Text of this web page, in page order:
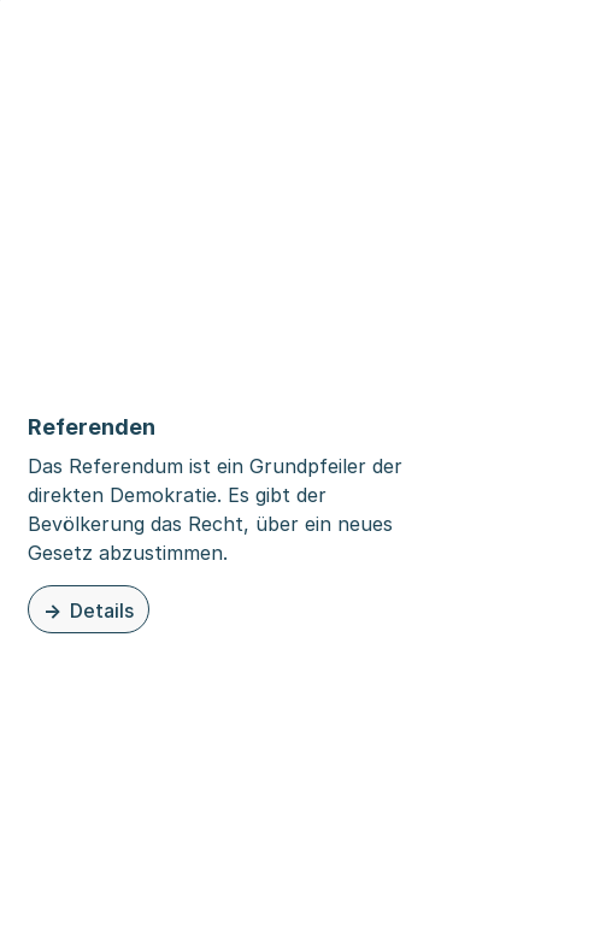
Referenden
Das Referendum ist ein Grundpfeiler der
direkten Demokratie. Es gibt der
Bevölkerung das Recht, über ein neues
Gesetz abzustimmen.
Details
zu dieser Organisationsseite: Referenden